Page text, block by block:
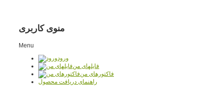
منوی کاربری
Menu
ورود
فایلهای من
فاکتورهای من
راهنمای دریافت محصول